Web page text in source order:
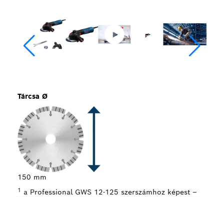
Tárcsa Ø
150 mm
1
a Professional GWS 12-125 szerszámhoz képest –